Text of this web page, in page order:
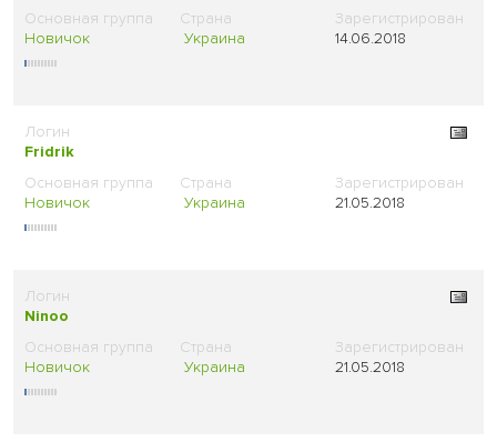
Новичок Украина 14.06.2018
Fridrik
Новичок Украина 21.05.2018
Ninoo
Новичок Украина 21.05.2018